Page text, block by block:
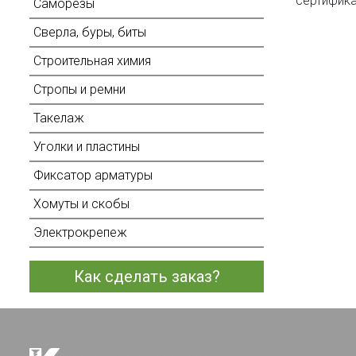
Саморезы
Сверла, буры, биты
Строительная химия
Стропы и ремни
Такелаж
Уголки и пластины
Фиксатор арматуры
Хомуты и скобы
Электрокрепеж
Как сделать заказ?